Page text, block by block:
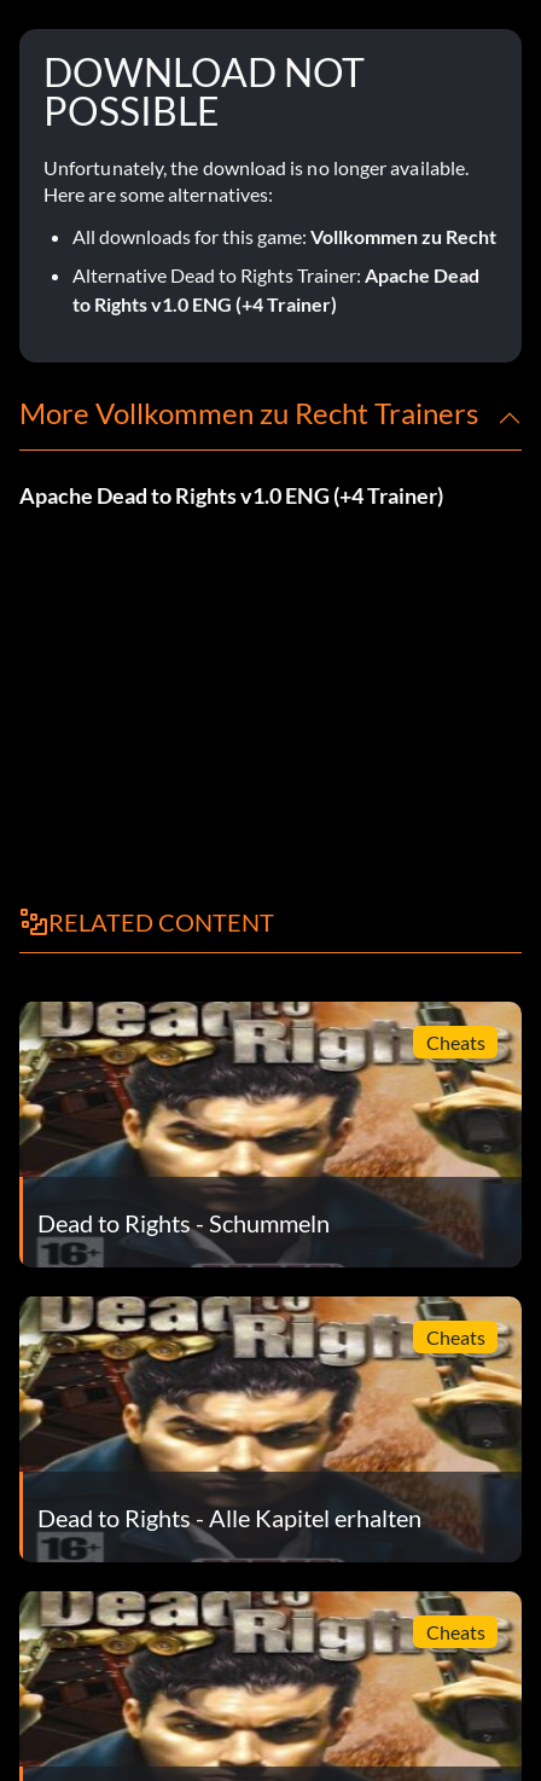
DOWNLOAD NOT
POSSIBLE
Unfortunately, the download is no longer available.
Here are some alternatives:
All downloads for this game: Vollkommen zu Recht
Alternative Dead to Rights Trainer: Apache Dead
to Rights v1.0 ENG (+4 Trainer)
More Vollkommen zu Recht Trainers
Apache Dead to Rights v1.0 ENG (+4 Trainer)
RELATED CONTENT
Cheats
Dead to Rights - Schummeln
Cheats
Dead to Rights - Alle Kapitel erhalten
Cheats